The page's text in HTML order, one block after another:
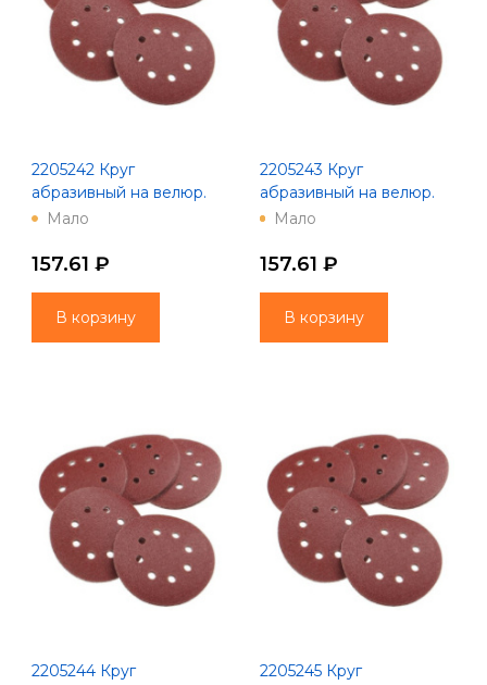
2205242 Круг
абразивный на велюр.
осн., зер. 60, 5шт., Ø125,
Мало
157.61 ₽
В корзину
2205243 Круг
абразивный на велюр.
осн., зер. 80, 5шт., Ø125,
Мало
157.61 ₽
В корзину
2205244 Круг
2205245 Круг